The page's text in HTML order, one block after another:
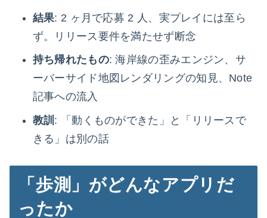
結果: 2 ヶ月で応募 2 人、実プレイには至ら
ず。リリース要件を満たせず断念
持ち帰れたもの: 海岸線の歪みエンジン、サ
ーバーサイド地図レンダリングの知見、Note
記事への流入
教訓 : 「動くものができた」と「リリースで
きる」は別の話
「歩測」がどんなアプリだ
ったか